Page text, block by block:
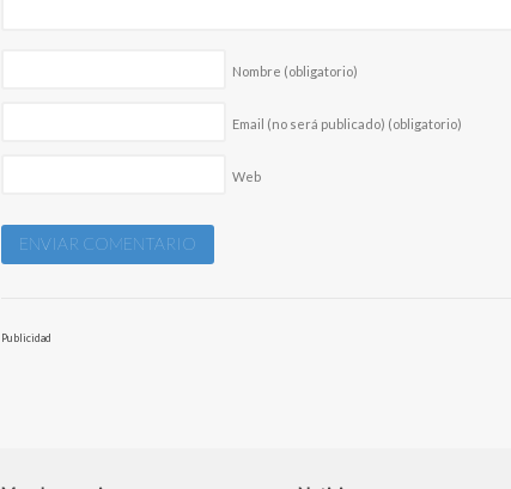
Nombre (obligatorio)
Email (no será publicado) (obligatorio)
Web
Publicidad